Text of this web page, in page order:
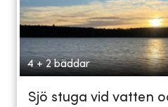
4 + 2 bäddar
Sjö stuga vid vatten